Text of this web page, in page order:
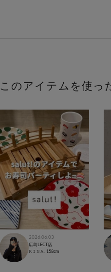
このアイテムを使っ
2026.06.03
広島LECT店
𝚁 𝙸 𝙽 𝙰 . 158cm